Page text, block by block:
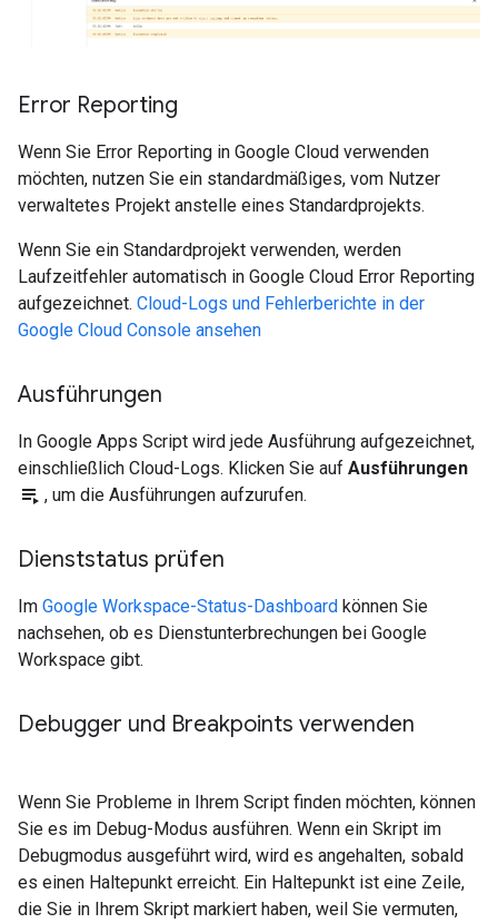
Error Reporting
Wenn Sie Error Reporting in Google Cloud verwenden
möchten, nutzen Sie ein standardmäßiges, vom Nutzer
verwaltetes Projekt anstelle eines Standardprojekts.
Wenn Sie ein Standardprojekt verwenden, werden
Laufzeitfehler automatisch in Google Cloud Error Reporting
aufgezeichnet. Cloud-Logs und Fehlerberichte in der
Google Cloud Console ansehen
Ausführungen
In Google Apps Script wird jede Ausführung aufgezeichnet,
einschließlich Cloud-Logs. Klicken Sie auf Ausführungen
playlist_play , um die Ausführungen aufzurufen.
Dienststatus prüfen
Im Google Workspace-Status-Dashboard können Sie
nachsehen, ob es Dienstunterbrechungen bei Google
Workspace gibt.
Debugger und Breakpoints verwenden
Wenn Sie Probleme in Ihrem Script finden möchten, können
Sie es im Debug-Modus ausführen. Wenn ein Skript im
Debugmodus ausgeführt wird, wird es angehalten, sobald
es einen Haltepunkt erreicht. Ein Haltepunkt ist eine Zeile,
die Sie in Ihrem Skript markiert haben, weil Sie vermuten,